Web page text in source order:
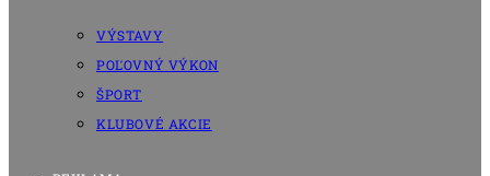
VÝSTAVY
POĽOVNÝ VÝKON
ŠPORT
KLUBOVÉ AKCIE